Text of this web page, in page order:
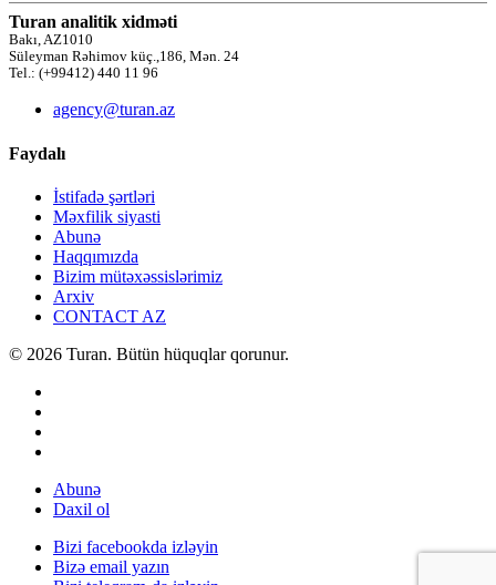
Turan analitik xidməti
Bakı, AZ1010
Süleyman Rəhimov küç.,186, Mən. 24
Tel.: (+99412) 440 11 96
agency@turan.az
Faydalı
İstifadə şərtləri
Məxfilik siyasti
Abunə
Haqqımızda
Bizim mütəxəssislərimiz
Arxiv
CONTACT AZ
© 2026 Turan. Bütün hüquqlar qorunur.
Abunə
Daxil ol
Bizi facebookda izləyin
Bizə email yazın